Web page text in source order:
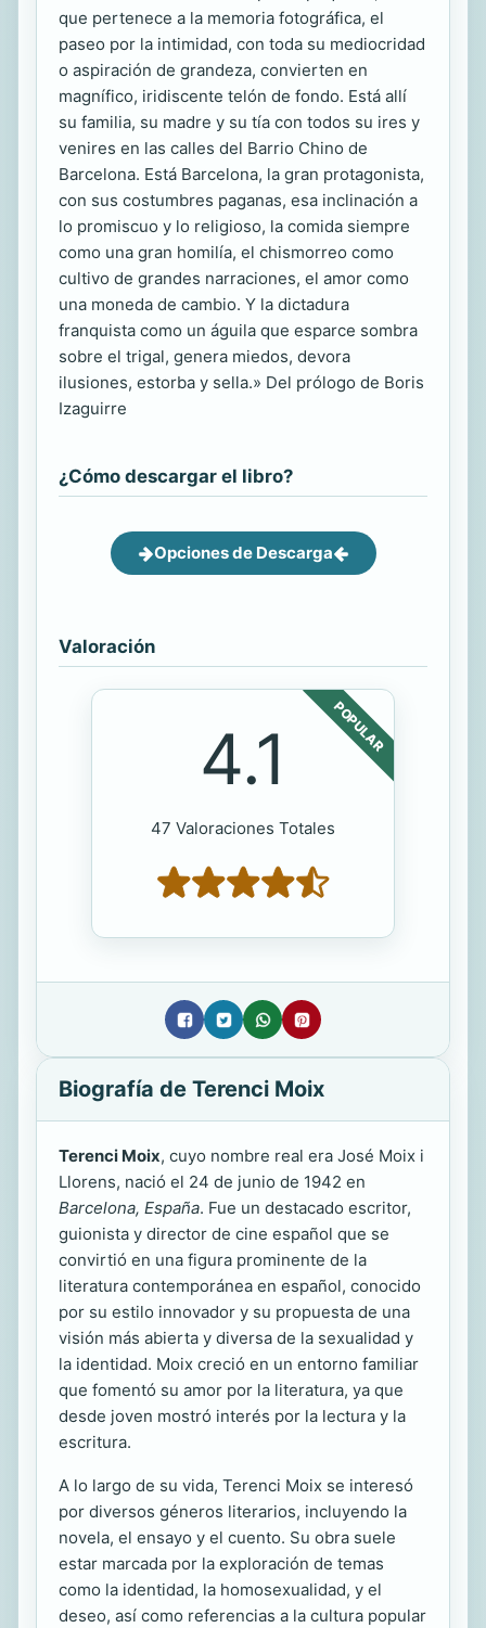
que pertenece a la memoria fotográfica, el
paseo por la intimidad, con toda su mediocridad
o aspiración de grandeza, convierten en
magnífico, iridiscente telón de fondo. Está allí
su familia, su madre y su tía con todos su ires y
venires en las calles del Barrio Chino de
Barcelona. Está Barcelona, la gran protagonista,
con sus costumbres paganas, esa inclinación a
lo promiscuo y lo religioso, la comida siempre
como una gran homilía, el chismorreo como
cultivo de grandes narraciones, el amor como
una moneda de cambio. Y la dictadura
franquista como un águila que esparce sombra
sobre el trigal, genera miedos, devora
ilusiones, estorba y sella.» Del prólogo de Boris
Izaguirre
¿Cómo descargar el libro?
Opciones de Descarga
Valoración
POPULAR
4.1
47 Valoraciones Totales
Biografía de Terenci Moix
Terenci Moix, cuyo nombre real era José Moix i
Llorens, nació el 24 de junio de 1942 en
Barcelona, España. Fue un destacado escritor,
guionista y director de cine español que se
convirtió en una figura prominente de la
literatura contemporánea en español, conocido
por su estilo innovador y su propuesta de una
visión más abierta y diversa de la sexualidad y
la identidad. Moix creció en un entorno familiar
que fomentó su amor por la literatura, ya que
desde joven mostró interés por la lectura y la
escritura.
A lo largo de su vida, Terenci Moix se interesó
por diversos géneros literarios, incluyendo la
novela, el ensayo y el cuento. Su obra suele
estar marcada por la exploración de temas
como la identidad, la homosexualidad, y el
deseo, así como referencias a la cultura popular